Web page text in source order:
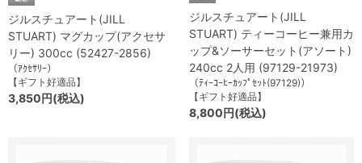
ジルスチュアート(JILL
STUART) マグカップ(アクセサ
リー) 300cc (52427-2856)
（ｱｸｾｻﾘｰ）
【ギフト好適品】
3,850円(税込)
ジルスチュアート(JILL
STUART) ティーコーヒー兼用カ
ップ&ソーサーセット(アソート)
240cc 2人用 (97129-21973)
（ﾃｨｰｺｰﾋｰｶｯﾌﾟｾｯﾄ(97129)）
【ギフト好適品】
8,800円(税込)